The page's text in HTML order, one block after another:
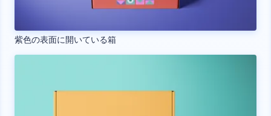
紫色の表面に開いている箱